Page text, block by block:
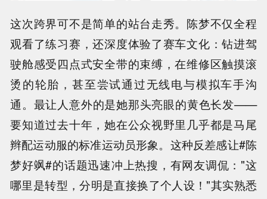
这次跨界可不是简单的站台走秀。陈梦不仅全程
观看了练习赛，还深度体验了赛车文化：钻进驾
驶舱感受四点式安全带的束缚，在维修区触摸滚
烫的轮胎，甚至尝试通过无线电与模拟车手沟
通。最让人意外的是她那头亮眼的黄色长发——
要知道过去十年，她在公众视野里几乎都是马尾
辫配运动服的标准运动员形象。这种反差感让#陈
梦好飒#的话题迅速冲上热搜，有网友调侃："这
哪里是转型，分明是直接换了个人设！"其实熟悉